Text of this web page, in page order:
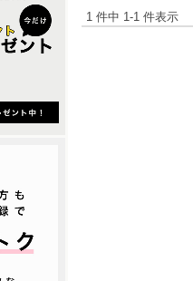
1 件中 1-1 件表示